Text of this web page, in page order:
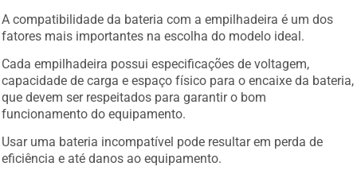
A compatibilidade da bateria com a empilhadeira é um dos
fatores mais importantes na escolha do modelo ideal.
Cada empilhadeira possui especificações de voltagem,
capacidade de carga e espaço físico para o encaixe da bateria,
que devem ser respeitados para garantir o bom
funcionamento do equipamento.
Usar uma bateria incompatível pode resultar em perda de
eficiência e até danos ao equipamento.